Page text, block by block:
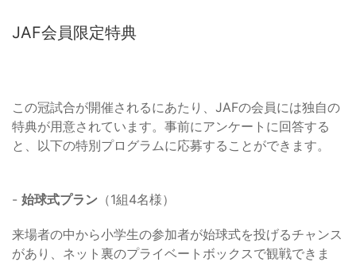
JAF会員限定特典
この冠試合が開催されるにあたり、JAFの会員には独自の
特典が用意されています。事前にアンケートに回答する
と、以下の特別プログラムに応募することができます。
- 始球式プラン （1組4名様）
来場者の中から小学生の参加者が始球式を投げるチャンス
があり、ネット裏のプライベートボックスで観戦できま